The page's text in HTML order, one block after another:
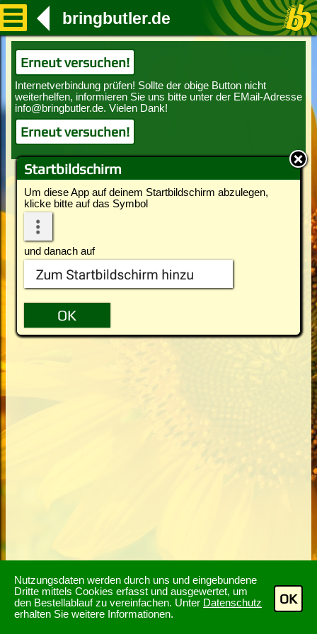
Nutzungsdaten werden durch uns und eingebundene
Dritte mittels Cookies erfasst und ausgewertet, um
den Bestellablauf zu vereinfachen. Unter Datenschutz
erhalten Sie weitere Informationen.
OK
Startbildschirm
Um diese App auf deinem Startbildschirm abzulegen,
klicke bitte auf das Symbol
und danach auf
bringbutler.de
Erneut versuchen!
Erneut versuchen!